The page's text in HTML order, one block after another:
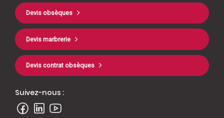
Devis obsèques
Devis marbrerie
Devis contrat obsèques
Suivez-nous :